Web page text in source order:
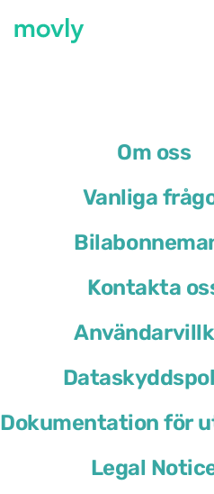
Om oss
Vanliga
Kontakta
Dokumentation för
Legal
Alla tillgängliga bilar på
Hyrbil på Milano–Linate
Volkswagen T-